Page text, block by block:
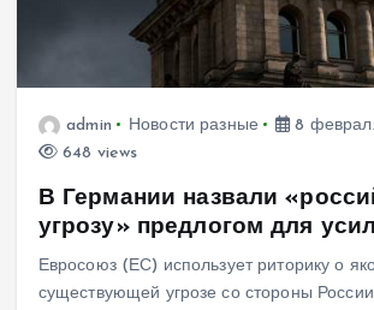
admin Новости разные
8
648 views
В Германии назвали
угрозу» предлогом для
Евросоюз (ЕС) использует риторику о
существующей угрозе со стороны России